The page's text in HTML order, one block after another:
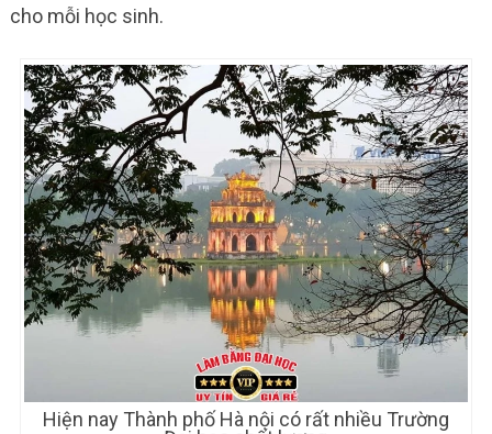
cho mỗi học sinh.
Hiện nay Thành phố Hà nội có rất nhiều Trường